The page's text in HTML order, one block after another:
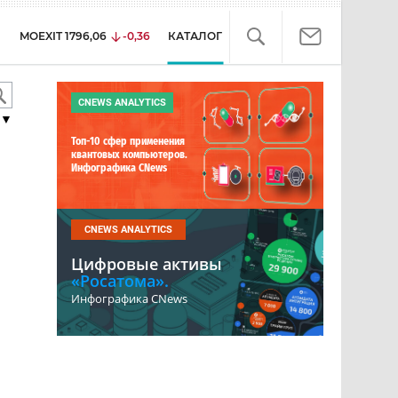
MOEXIT 1796,06 -0,36 КАТАЛОГ
CNEWS ANALYTICS
Топ-10 сфер применения
квантовых компьютеров.
Инфографика CNews
CNEWS ANALYTICS
Цифровые активы
«Росатома».
Инфографика CNews